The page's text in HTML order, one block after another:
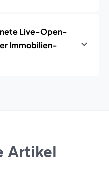
Live-Open-
Immobilien-
Artikel